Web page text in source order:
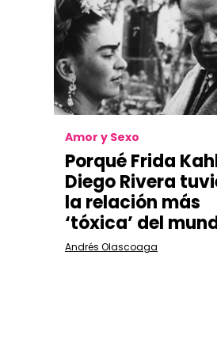
Amor y Sexo
Porqué Frida
Diego Rivera
la relación más
‘tóxica’ del
Andrés Olascoaga